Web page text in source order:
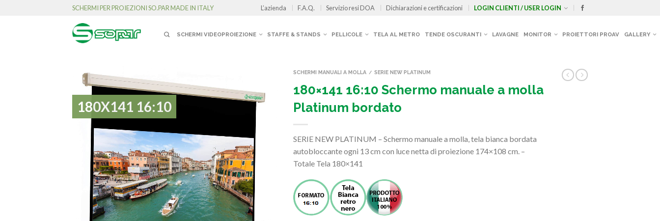
SCHERMI PER PROIEZIONI SO.PAR MADE IN ITALY L’azienda F.A.Q. Servizio resi DOA Dichiarazioni e certificazioni LOGIN CLIENTI / USER LOGIN
SCHERMI VIDEOPROIEZIONE STAFFE & STANDS PELLICOLE TELA AL METRO TENDE OSCURANTI LAVAGNE MONITOR PROIETTORI PROAV GALLERY
180X141 16:10
SCHERMI MANUALI A MOLLA / SERIE NEW PLATINUM
180×141 16:10 Schermo manuale a molla
Platinum bordato
SERIE NEW PLATINUM – Schermo manuale a molla, tela bianca bordata
autobloccante ogni 13 cm con luce netta di proiezione 174×108 cm. –
Totale Tela 180×141